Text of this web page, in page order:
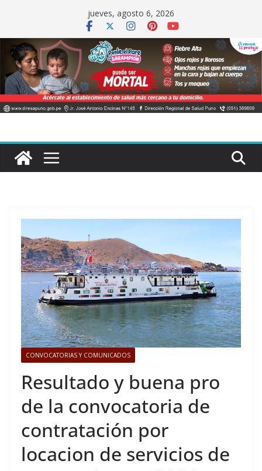
contenido
jueves, agosto 6, 2026
CONVOCATORIAS Y COMUNICADOS
Resultado y buena pro
de la convocatoria de
contratación por
locacion de servicios de